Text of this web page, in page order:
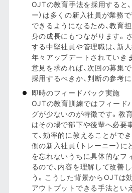
OJTの教育手法を採用すると
ー）は多くの新入社員が業務
できるようになるため、教育担
身の成長にもつながります。
する中堅社員や管理職は、新
年々アップデートされていき
意見を求めれば、次回の募集
採用するべきか、判断の参考
即時のフィードバック実施
OJTの教育訓練ではフィード
グが少ないのが特徴です。教
はその場で部下や後輩へ必要
て、効率的に教えることがで
側の新入社員（トレーニー）に
を忘れないうちに具体的なフ
るので、内容を理解して改善
う。こうした背景からOJTは
アウトプットできる手法とい